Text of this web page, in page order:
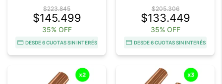
$223.845
$145.499
35% OFF
DESDE 6 CUOTAS SIN INTERÉS
$205.306
$133.449
35% OFF
DESDE 6 CUOTAS SIN INTERÉS